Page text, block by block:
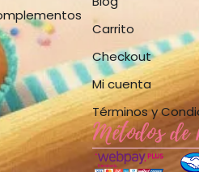
Carrito
Checkout
Mi cuenta
Términos y
Métodos de